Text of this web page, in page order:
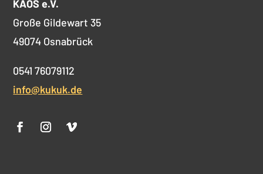
KAOS e.V.
Große Gildewart 35
49074 Osnabrück
0541 76079112
info@kukuk.de